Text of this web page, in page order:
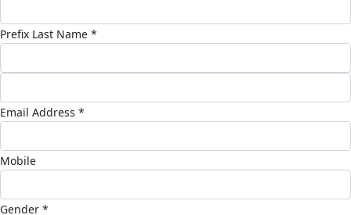
Prefix Last Name *
Email Address *
Mobile
Gender *